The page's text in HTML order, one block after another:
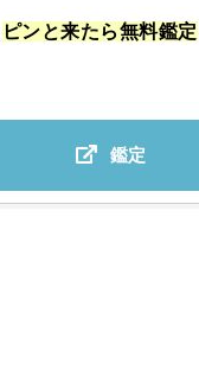
ピンと来たら無料鑑定
鑑定